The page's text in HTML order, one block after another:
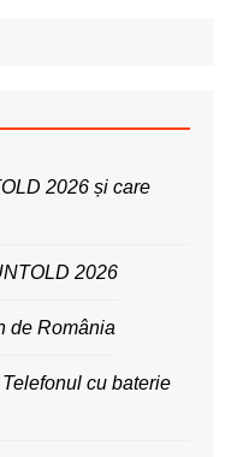
2026 și care
2026
de România
cu baterie